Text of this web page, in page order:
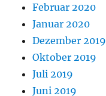
Februar 2020
Januar 2020
Dezember 2019
Oktober 2019
Juli 2019
Juni 2019